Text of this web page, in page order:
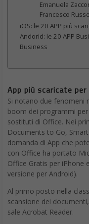
Emanuela
Francesco Russo
iOS: le 20 APP più
Andorid: le 20 APP
Business
App più scaricate
Si notano due fenomeni
boom dei programmi
sostituti di Office. Nei
Documents to Go,
domanda di App che
con Office ha portato
Office Gratis per iPhone
versione per Android).
Al primo posto nella
scansione dei
sale Acrobat Reader.